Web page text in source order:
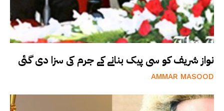
نواز شریف کو سی پیک بنانے کے جرم کی سزا دی گئی
AMMAR MASOOD